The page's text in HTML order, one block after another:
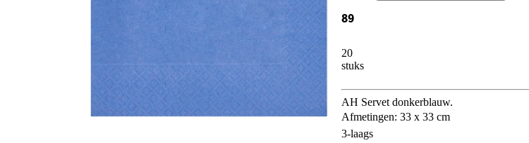
89
20
stuks
AH Servet donkerblauw.
Afmetingen: 33 x 33 cm
3-laags